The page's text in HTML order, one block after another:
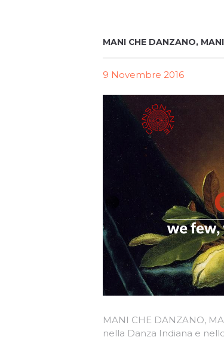
MANI CHE DANZANO,
9 Novembre 2016
MANI CHE DANZANO,
nella Danza Indiana e